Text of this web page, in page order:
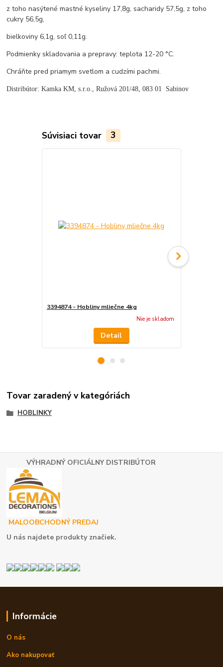
z toho nasýtené mastné kyseliny 17,8g, sacharidy 57,5g, z toho
cukry 56,5g,
bielkoviny 6,1g, soľ 0,11g.
Podmienky skladovania a prepravy: teplota 12-20 °C.
Chráňte pred priamym svetlom a cudzími pachmi.
Distribútor: Kamka KM, s.r.o., Ružová 201/48, 083 01 Sabinov
Súvisiaci tovar 3
3394874 - Hobliny mliečne 4kg
Nie je skladom
Detail
Tovar zaradený v kategóriách
HOBLINKY
VÝHRADNÝ OFICIÁLNY DISTRIBÚTOR
MALOOBCHODNÝ PREDAJ
U nás najdete produkty značiek.
Informácie
O nás
Ako nakupovať